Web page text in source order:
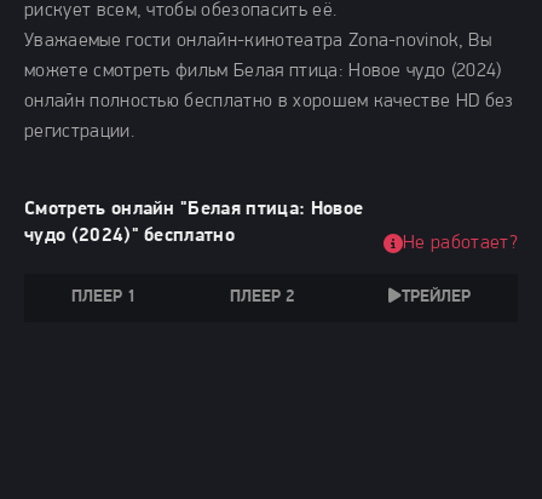
рискует всем, чтобы обезопасить её.
Уважаемые гости онлайн-кинотеатра Zona-novinok, Вы
можете смотреть фильм Белая птица: Новое чудо (2024)
онлайн полностью бесплатно в хорошем качестве HD без
регистрации.
Смотреть онлайн "Белая птица: Новое
чудо (2024)" бесплатно
ПЛЕЕР 1 ПЛЕЕР 2 ТРЕЙЛЕР
Не работает?